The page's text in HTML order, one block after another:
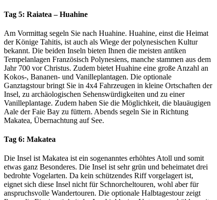
Tag 5: Raiatea – Huahine
Am Vormittag segeln Sie nach Huahine. Huahine, einst die Heimat
der Könige Tahitis, ist auch als Wiege der polynesischen Kultur
bekannt. Die beiden Inseln bieten Ihnen die meisten antiken
Tempelanlagen Französisch Polynesiens, manche stammen aus dem
Jahr 700 vor Christus. Zudem bietet Huahine eine große Anzahl an
Kokos-, Bananen- und Vanilleplantagen. Die optionale
Ganztagstour bringt Sie in 4x4 Fahrzeugen in kleine Ortschaften der
Insel, zu archäologischen Sehenswürdigkeiten und zu einer
Vanilleplantage. Zudem haben Sie die Möglichkeit, die blauäugigen
Aale der Faie Bay zu füttern. Abends segeln Sie in Richtung
Makatea, Übernachtung auf See.
Tag 6: Makatea
Die Insel ist Makatea ist ein sogenanntes erhöhtes Atoll und somit
etwas ganz Besonderes. Die Insel ist sehr grün und beheimatet drei
bedrohte Vogelarten. Da kein schützendes Riff vorgelagert ist,
eignet sich diese Insel nicht für Schnorcheltouren, wohl aber für
anspruchsvolle Wandertouren. Die optionale Halbtagestour zeigt